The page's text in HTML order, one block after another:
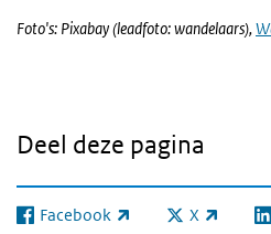
Foto's: Pixabay (leadfoto: wandelaars),
Deel deze pagina
Facebook
(externe link) X
(externe link)